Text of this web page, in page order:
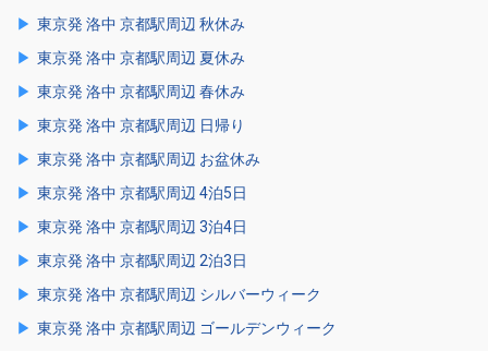
東京発 洛中 京都駅周辺 秋休み
東京発 洛中 京都駅周辺 夏休み
東京発 洛中 京都駅周辺 春休み
東京発 洛中 京都駅周辺 日帰り
東京発 洛中 京都駅周辺 お盆休み
東京発 洛中 京都駅周辺 4泊5日
東京発 洛中 京都駅周辺 3泊4日
東京発 洛中 京都駅周辺 2泊3日
東京発 洛中 京都駅周辺 シルバーウィーク
東京発 洛中 京都駅周辺 ゴールデンウィーク